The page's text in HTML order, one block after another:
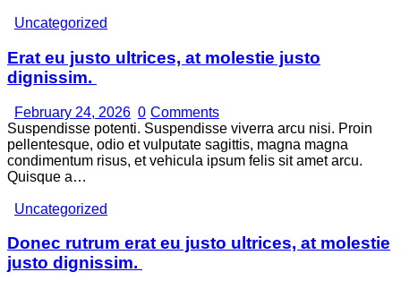
Uncategorized
Erat eu justo ultrices, at molestie justo
dignissim.
February 24, 2026 0 Comments
Suspendisse potenti. Suspendisse viverra arcu nisi. Proin
pellentesque, odio et vulputate sagittis, magna magna
condimentum risus, et vehicula ipsum felis sit amet arcu.
Quisque a…
Uncategorized
Donec rutrum erat eu justo ultrices, at molestie
justo dignissim.